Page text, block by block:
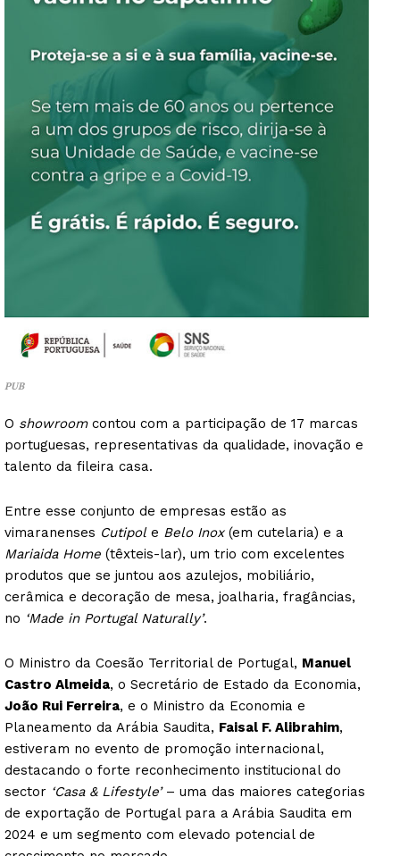
PUB
O showroomcontou com a participação de 17 marcas
portuguesas, representativas da qualidade, inovação e
talento da fileira casa.
Entre esse conjunto de empresas estão as
vimaranenses Cutipole Belo Inox(em cutelaria) e a
Mariaida Home (têxteis-lar), um trio com excelentes
produtos que se juntou aos azulejos, mobiliário,
cerâmica e decoração de mesa, joalharia, fragâncias,
no ‘Made in Portugal Naturally’.
O Ministro da Coesão Territorial de Portugal, Manuel
Castro Almeida, o Secretário de Estado da Economia,
João Rui Ferreira, e o Ministro da Economia e
Planeamento da Arábia Saudita, Faisal F. Alibrahim,
estiveram no evento de promoção internacional,
destacando o forte reconhecimento institucional do
sector ‘Casa & Lifestyle’– uma das maiores categorias
de exportação de Portugal para a Arábia Saudita em
2024 e um segmento com elevado potencial de